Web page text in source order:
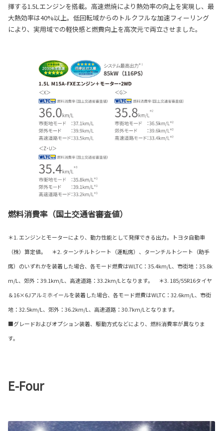
揮する1.5Lエンジンを搭載。高速燃焼により熱効率の向上を実現し、最
大熱効率は40%以上。低回転域からのトルクフルな加速フィーリング
により、実用域での軽快感と燃費向上を高次元で両立させました。
燃料消費率（国土交通省審査値）
＊1. エンジンとモーターにより、動力性能として発揮できる出力。トヨタ自動車
（株）算定値。 ＊2. ターンチルトシート（運転席）、ターンチルトシート（助手
席）のいずれかを装着した場合、各モード燃費はWLTC：35.4km/L、市街地：35.8k
m/L、郊外：39.1km/L、高速道路：33.2km/Lとなります。 ＊3. 185/55R16タイヤ
＆16×6Jアルミホイールを装着した場合、各モード燃費はWLTC：32.6km/L、市街
地：32.5km/L、郊外：36.2km/L、高速道路：30.7km/Lとなります。
■グレードおよびオプション装着、駆動方式などにより、燃料消費率が異なりま
す。
E-Four